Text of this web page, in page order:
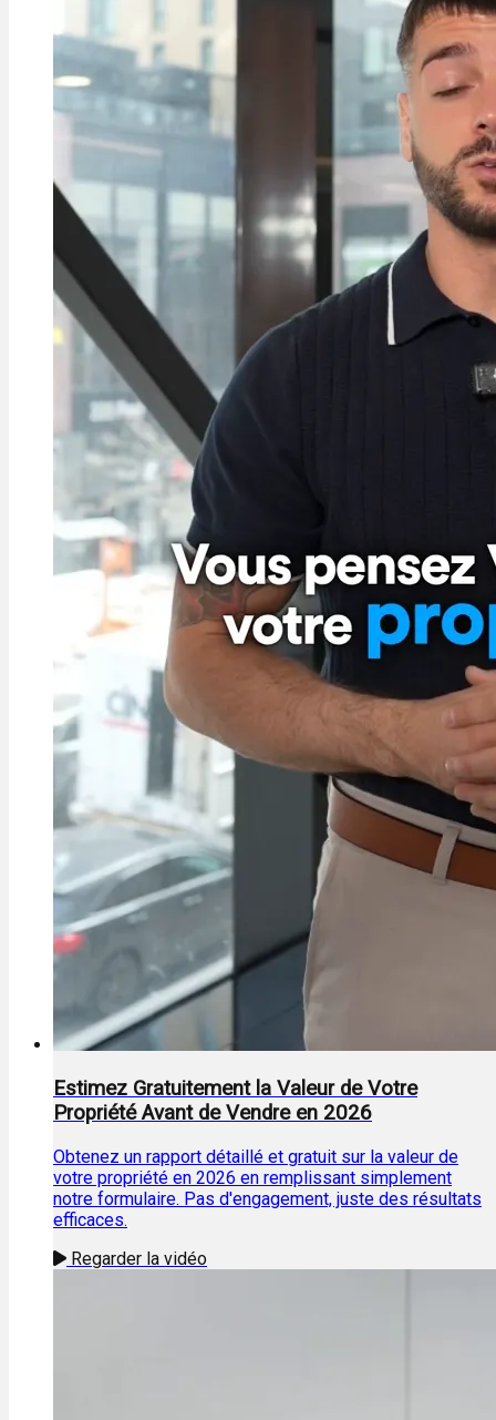
Estimez Gratuitement la Valeur de Votre
Propriété Avant de Vendre en 2026
Obtenez un rapport détaillé et gratuit sur la valeur de
votre propriété en 2026 en remplissant simplement
notre formulaire. Pas d'engagement, juste des résultats
efficaces.
Regarder la vidéo